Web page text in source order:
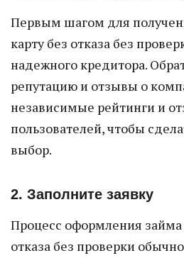
Первым шагом для
карту без отказа без
надежного кредитора.
репутацию и отзывы о
независимые рейтинги и
пользователей, чтобы
выбор.
2. Заполните заявку
Процесс оформления займа
отказа без проверки